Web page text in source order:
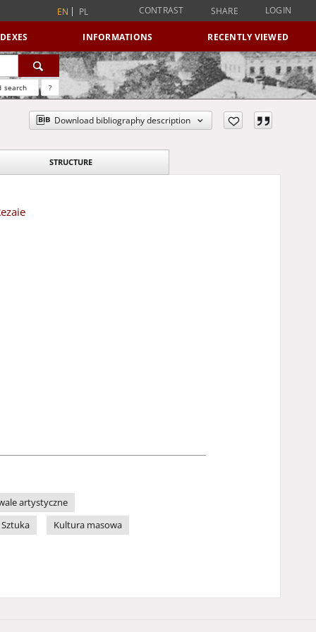
EN PL CONTRAST SHARE LOGIN
INFORMATIONS RECENTLY VIEWED
search ?
Download bibliography description
STRUCTURE
artystyczne
Sztuka
Kultura masowa